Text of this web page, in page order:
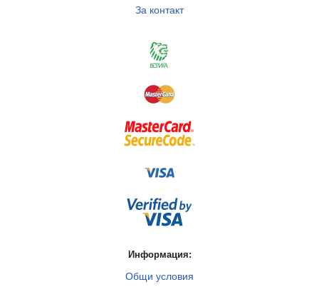
За контакт
Информация:
Общи условия